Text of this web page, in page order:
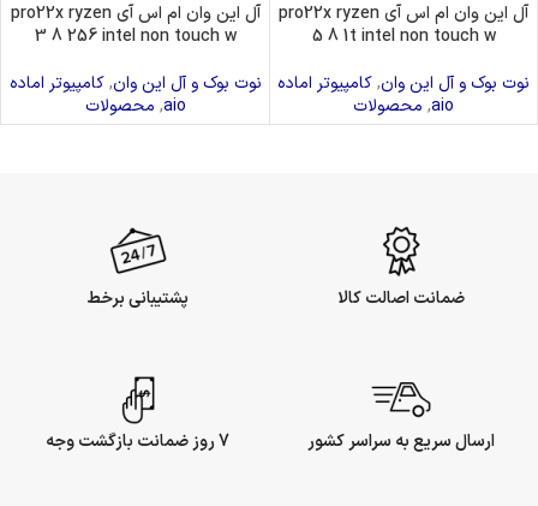
آل این وان ام اس آی pro22x ryzen
5 8 1t intel non touch w
نوت بوک و آل این وان,کامپیوتر اماده
aio
, محصولات
آل این وان ام اس آی pro22x ryzen
3 8 256 intel non touch w
نوت بوک و آل این وان,کامپیوتر اماده
aio
, محصولات
ضمانت اصالت کالا پشتیبانی برخط
ارسال سریع به سراسر کشور 7 روز ضمانت بازگشت وجه